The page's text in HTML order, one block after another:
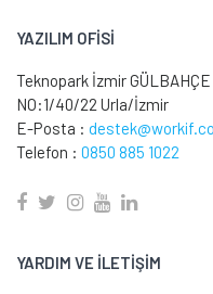
YAZILIM OFİSİ
Teknopark İzmir
NO:1/40/22 Urla/İzmir
E-Posta :
Telefon : 0850 885 1022
YARDIM VE İLETİŞİM